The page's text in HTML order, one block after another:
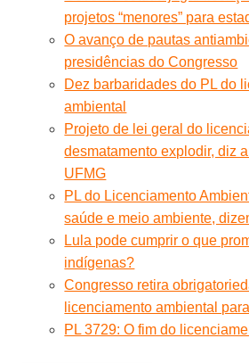
projetos “menores” para
O avanço de pautas
presidências do Congresso
Dez barbaridades do PL do
ambiental
Projeto de lei geral do
desmatamento explodir, diz
UFMG
PL do Licenciamento
saúde e meio ambiente,
Lula pode cumprir o que
indígenas?
Congresso retira
licenciamento ambiental
PL 3729: O fim do